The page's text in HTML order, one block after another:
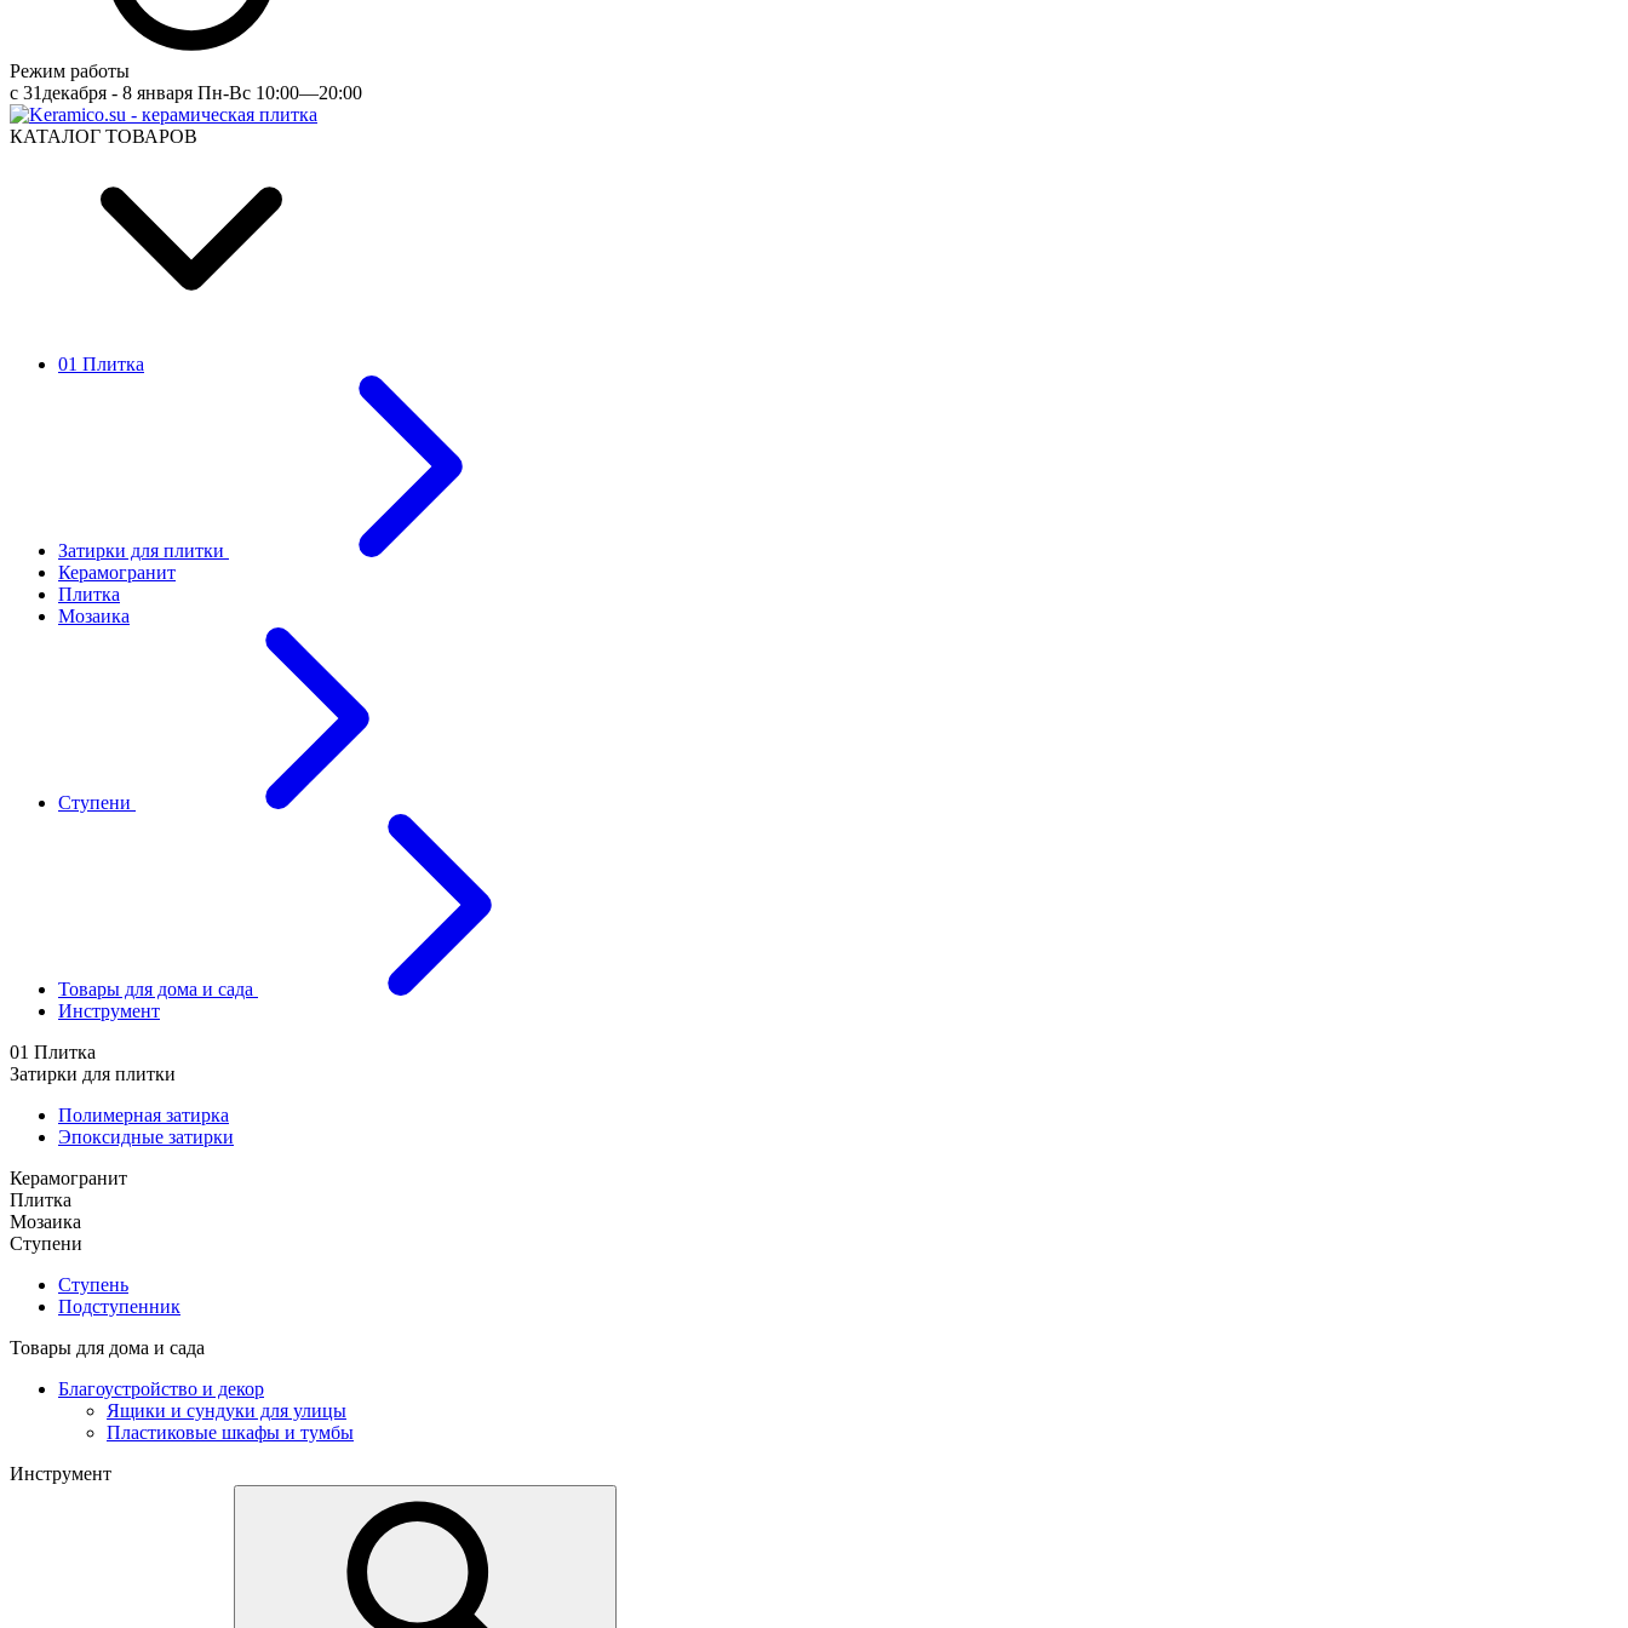
Режим работы
c 31декабря - 8 января Пн-Вс 10:00—20:00
КАТАЛОГ ТОВАРОВ
01 Плитка
Затирки для плитки
Керамогранит
Плитка
Мозаика
Ступени
Товары для дома и сада
Инструмент
01 Плитка
Затирки для плитки
Полимерная затирка
Эпоксидные затирки
Керамогранит
Плитка
Мозаика
Ступени
Ступень
Подступенник
Товары для дома и сада
Благоустройство и декор
Ящики и сундуки для улицы
Пластиковые шкафы и тумбы
Инструмент